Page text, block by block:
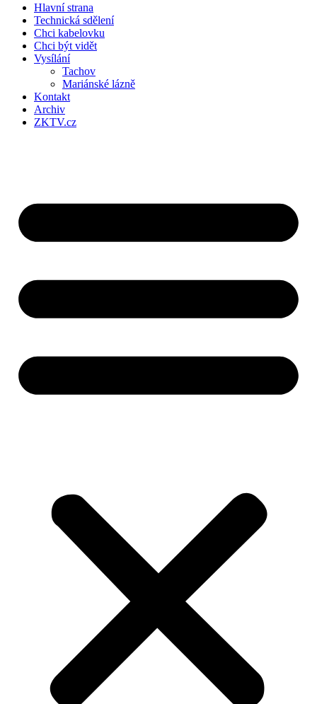
Hlavní strana
Technická sdělení
Chci kabelovku
Chci být vidět
Vysílání
Tachov
Mariánské lázně
Kontakt
Archiv
ZKTV.cz